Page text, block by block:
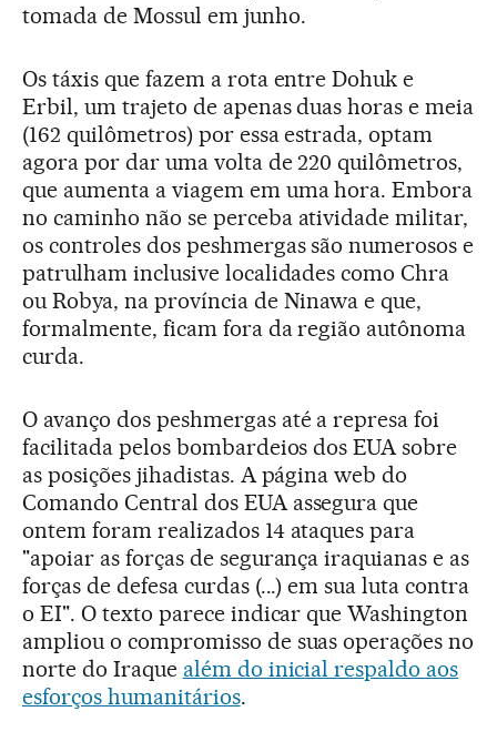
tomada de Mossul em junho.
Os táxis que fazem a rota entre Dohuk e
Erbil, um trajeto de apenas duas horas e meia
(162 quilômetros) por essa estrada, optam
agora por dar uma volta de 220 quilômetros,
que aumenta a viagem em uma hora. Embora
no caminho não se perceba atividade militar,
os controles dos peshmergas são numerosos e
patrulham inclusive localidades como Chra
ou Robya, na província de Ninawa e que,
formalmente, ficam fora da região autônoma
curda.
O avanço dos peshmergas até a represa foi
facilitada pelos bombardeios dos EUA sobre
as posições jihadistas. A página web do
Comando Central dos EUA assegura que
ontem foram realizados 14 ataques para
"apoiar as forças de segurança iraquianas e as
forças de defesa curdas (...) em sua luta contra
o EI". O texto parece indicar que Washington
ampliou o compromisso de suas operações no
norte do Iraque além do inicial respaldo aos
esforços humanitários.